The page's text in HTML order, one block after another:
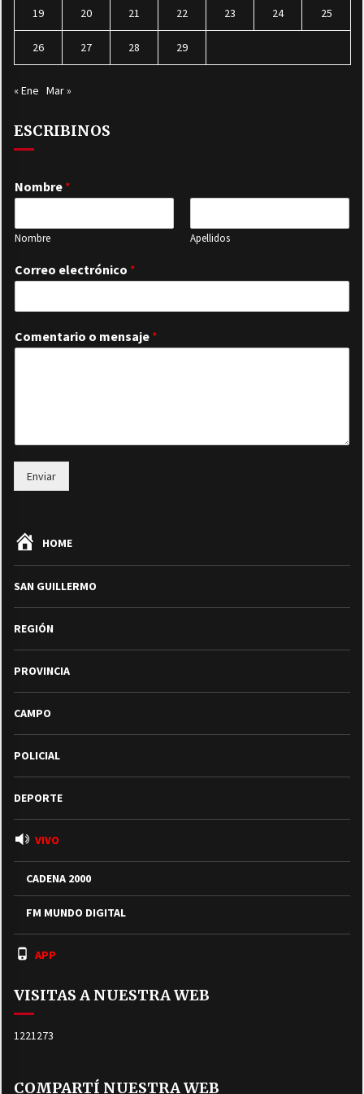
19 20 21 22 23 24 25
26 27 28 29
« Ene Mar »
ESCRIBINOS
Nombre *
Nombre Apellidos
Correo electrónico *
Comentario o mensaje *
Enviar
HOME
SAN GUILLERMO
REGIÓN
PROVINCIA
CAMPO
POLICIAL
DEPORTE
VIVO
CADENA 2000
FM MUNDO DIGITAL
APP
VISITAS A NUESTRA WEB
1221273
COMPARTÍ NUESTRA WEB